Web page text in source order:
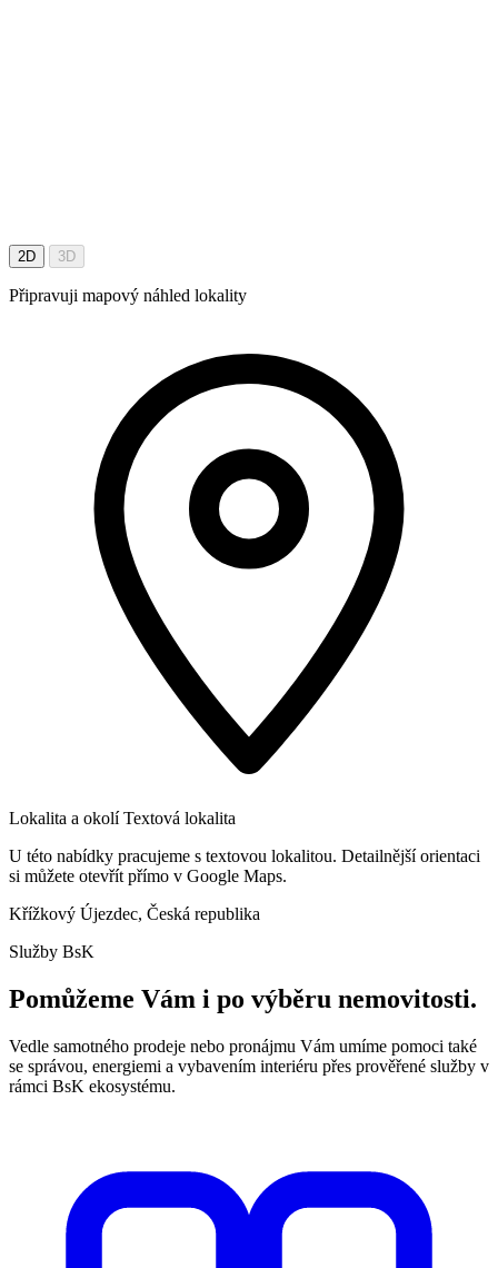
2D 3D
Připravuji mapový náhled lokality
Lokalita a okolí Textová lokalita
U této nabídky pracujeme s textovou lokalitou. Detailnější orientaci
si můžete otevřít přímo v Google Maps.
Křížkový Újezdec, Česká republika
Služby BsK
Pomůžeme Vám i po výběru nemovitosti.
Vedle samotného prodeje nebo pronájmu Vám umíme pomoci také
se správou, energiemi a vybavením interiéru přes prověřené služby v
rámci BsK ekosystému.